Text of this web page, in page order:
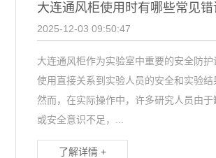
大连通风柜使用时有哪些常见
2025-12-03 09:50:47
大连通风柜作为实验室中重要的安全防护
使用直接关系到实验人员的安全和实验结
然而，在实际操作中，许多研究人员由于
或安全意识不足，...
了解详情 +